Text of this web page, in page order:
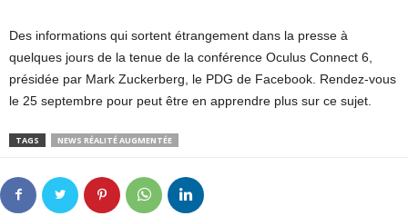
Des informations qui sortent étrangement dans la presse à
quelques jours de la tenue de la conférence Oculus Connect 6,
présidée par Mark Zuckerberg, le PDG de Facebook. Rendez-vous
le 25 septembre pour peut être en apprendre plus sur ce sujet.
TAGS NEWS RÉALITÉ AUGMENTÉE